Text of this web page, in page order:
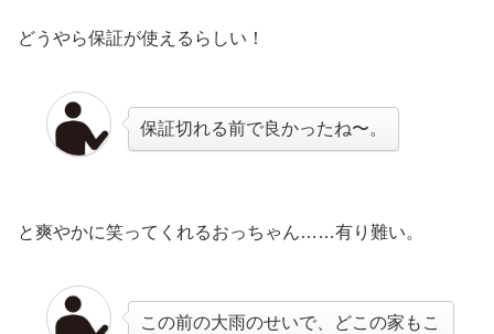
どうやら保証が使えるらしい！
保証切れる前で良かったね〜。
と爽やかに笑ってくれるおっちゃん……有り難い。
この前の大雨のせいで、どこの家もこ